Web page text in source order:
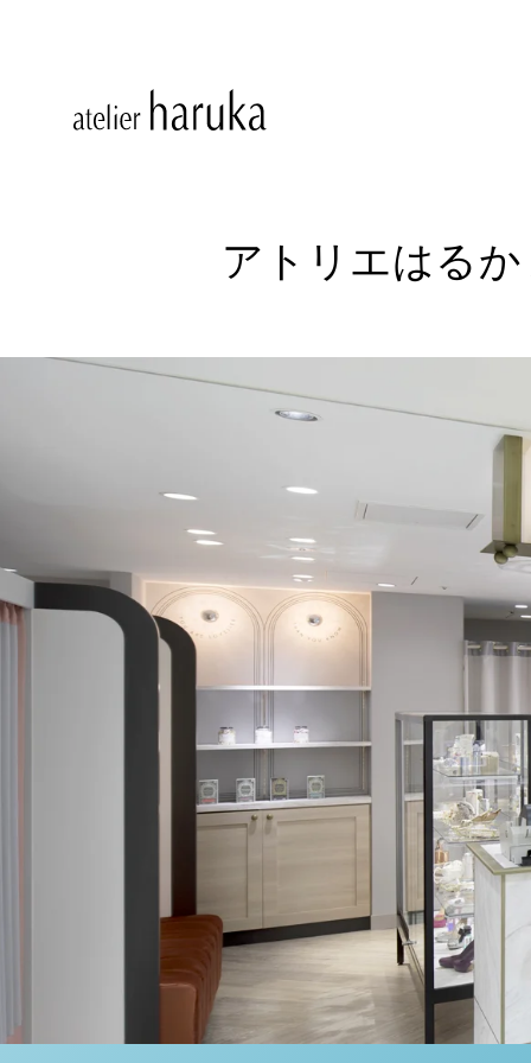
アトリエはるか